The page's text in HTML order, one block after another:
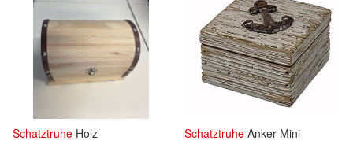
Schatztruhe Holz Schatztruhe Anker Mini